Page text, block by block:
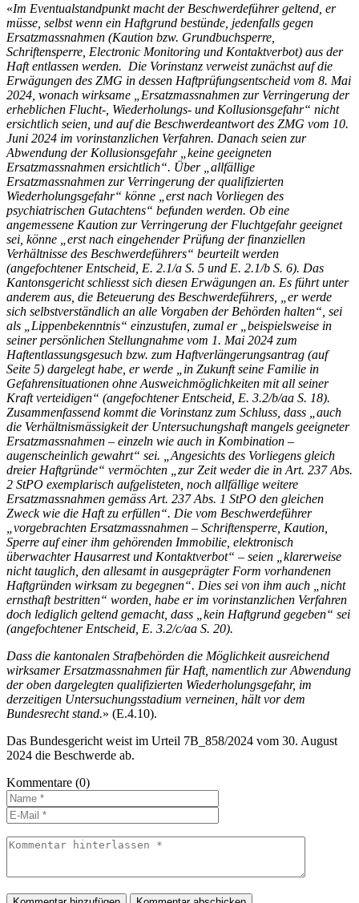
«Im Eventualstandpunkt macht der Beschwerdeführer geltend, er
müsse, selbst wenn ein Haftgrund bestünde, jedenfalls gegen
Ersatzmassnahmen (Kaution bzw. Grundbuchsperre,
Schriftensperre, Electronic Monitoring und Kontaktverbot) aus der
Haft entlassen werden. Die Vorinstanz verweist zunächst auf die
Erwägungen des ZMG in dessen Haftprüfungsentscheid vom 8. Mai
2024, wonach wirksame „Ersatzmassnahmen zur Verringerung der
erheblichen Flucht-, Wiederholungs- und Kollusionsgefahr“ nicht
ersichtlich seien, und auf die Beschwerdeantwort des ZMG vom 10.
Juni 2024 im vorinstanzlichen Verfahren. Danach seien zur
Abwendung der Kollusionsgefahr „keine geeigneten
Ersatzmassnahmen ersichtlich“. Über „allfällige
Ersatzmassnahmen zur Verringerung der qualifizierten
Wiederholungsgefahr“ könne „erst nach Vorliegen des
psychiatrischen Gutachtens“ befunden werden. Ob eine
angemessene Kaution zur Verringerung der Fluchtgefahr geeignet
sei, könne „erst nach eingehender Prüfung der finanziellen
Verhältnisse des Beschwerdeführers“ beurteilt werden
(angefochtener Entscheid, E. 2.1/a S. 5 und E. 2.1/b S. 6). Das
Kantonsgericht schliesst sich diesen Erwägungen an. Es führt unter
anderem aus, die Beteuerung des Beschwerdeführers, „er werde
sich selbstverständlich an alle Vorgaben der Behörden halten“, sei
als „Lippenbekenntnis“ einzustufen, zumal er „beispielsweise in
seiner persönlichen Stellungnahme vom 1. Mai 2024 zum
Haftentlassungsgesuch bzw. zum Haftverlängerungsantrag (auf
Seite 5) dargelegt habe, er werde „in Zukunft seine Familie in
Gefahrensituationen ohne Ausweichmöglichkeiten mit all seiner
Kraft verteidigen“ (angefochtener Entscheid, E. 3.2/b/aa S. 18).
Zusammenfassend kommt die Vorinstanz zum Schluss, dass „auch
die Verhältnismässigkeit der Untersuchungshaft mangels geeigneter
Ersatzmassnahmen – einzeln wie auch in Kombination –
augenscheinlich gewahrt“ sei. „Angesichts des Vorliegens gleich
dreier Haftgründe“ vermöchten „zur Zeit weder die in Art. 237 Abs.
2 StPO exemplarisch aufgelisteten, noch allfällige weitere
Ersatzmassnahmen gemäss Art. 237 Abs. 1 StPO den gleichen
Zweck wie die Haft zu erfüllen“. Die vom Beschwerdeführer
„vorgebrachten Ersatzmassnahmen – Schriftensperre, Kaution,
Sperre auf einer ihm gehörenden Immobilie, elektronisch
überwachter Hausarrest und Kontaktverbot“ – seien „klarerweise
nicht tauglich, den allesamt in ausgeprägter Form vorhandenen
Haftgründen wirksam zu begegnen“. Dies sei von ihm auch „nicht
ernsthaft bestritten“ worden, habe er im vorinstanzlichen Verfahren
doch lediglich geltend gemacht, dass „kein Haftgrund gegeben“ sei
(angefochtener Entscheid, E. 3.2/c/aa S. 20).
Dass die kantonalen Strafbehörden die Möglichkeit ausreichend
wirksamer Ersatzmassnahmen für Haft, namentlich zur Abwendung
der oben dargelegten qualifizierten Wiederholungsgefahr, im
derzeitigen Untersuchungsstadium verneinen, hält vor dem
Bundesrecht stand.» (E.4.10).
Das Bundesgericht weist im Urteil 7B_858/2024 vom 30. August
2024 die Beschwerde ab.
Kommentare (0)